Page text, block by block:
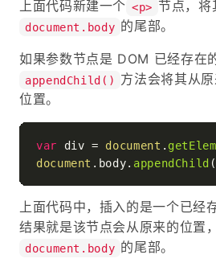
上面代码新建一个 <p> 节点，将
document.body 的尾部。
如果参数节点是 DOM 已经存在
appendChild()
方法会将其从
位置。
var div = document .
document . body. appendChild
上面代码中，插入的是一个已经
结果就是该节点会从原来的位置
document.body 的尾部。